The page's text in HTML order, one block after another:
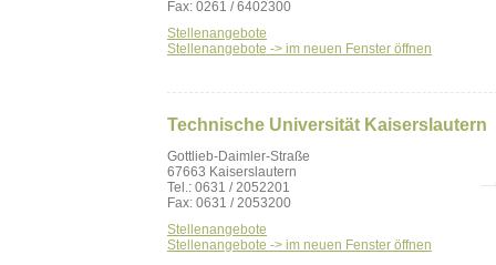
Fax: 0261 / 6402300
Stellenangebote
Stellenangebote -> im neuen Fenster öffnen
Technische Universität Kaiserslautern
Gottlieb-Daimler-Straße
67663 Kaiserslautern
Tel.: 0631 / 2052201
Fax: 0631 / 2053200
Stellenangebote
Stellenangebote -> im neuen Fenster öffnen